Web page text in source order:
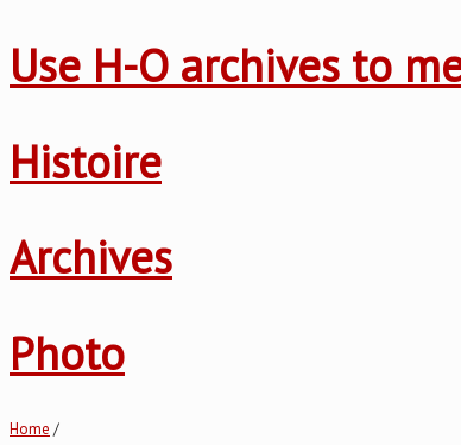
Use H-O archives to
Histoire
Archives
Photo
Home /